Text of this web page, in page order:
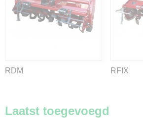
RDM RFIX
Laatst toegevoegd